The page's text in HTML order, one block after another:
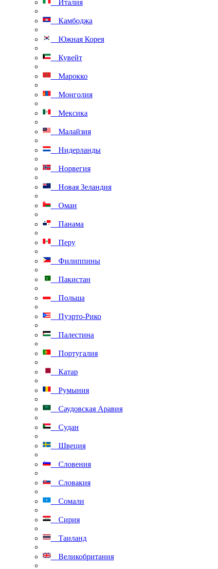
Италия
Камбоджа
Южная Корея
Кувейт
Марокко
Монголия
Мексика
Малайзия
Нидерланды
Норвегия
Новая Зеландия
Оман
Панама
Перу
Филиппины
Пакистан
Польша
Пуэрто-Рико
Палестина
Португалия
Катар
Румыния
Саудовская Аравия
Судан
Швеция
Словения
Словакия
Сомали
Сирия
Таиланд
Великобритания